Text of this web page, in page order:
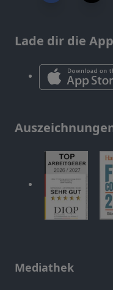
Lade dir die
Mediathek